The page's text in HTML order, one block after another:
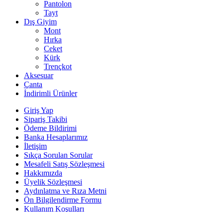
Pantolon
Tayt
Dış Giyim
Mont
Hırka
Ceket
Kürk
Trençkot
Aksesuar
Çanta
İndirimli Ürünler
Giriş Yap
Sipariş Takibi
Ödeme Bildirimi
Banka Hesaplarımız
İletişim
Sıkça Sorulan Sorular
Mesafeli Satış Sözleşmesi
Hakkımızda
Üyelik Sözleşmesi
Aydınlatma ve Rıza Metni
Ön Bilgilendirme Formu
Kullanım Koşulları